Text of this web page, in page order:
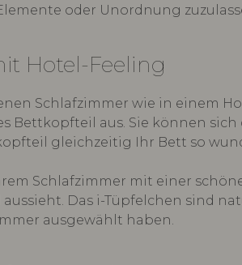
oder Unordnung
Hotel-Feeling
Schlafzimmer wie in einem
Bettkopfteil aus. Sie können
gleichzeitig Ihr Bett so
Schlafzimmer mit einer
Das i-Tüpfelchen sind
ausgewählt haben.